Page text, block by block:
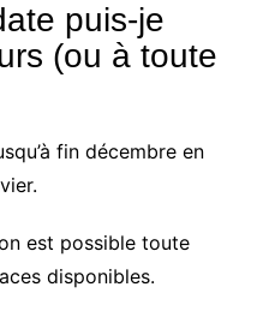
puis-je
(ou à toute
fin décembre en
est possible toute
disponibles.